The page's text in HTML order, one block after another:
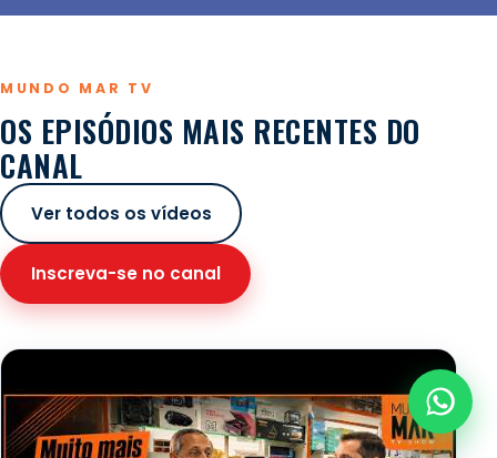
MUNDO MAR TV
OS EPISÓDIOS MAIS RECENTES DO
CANAL
Ver todos os vídeos
Inscreva-se no canal